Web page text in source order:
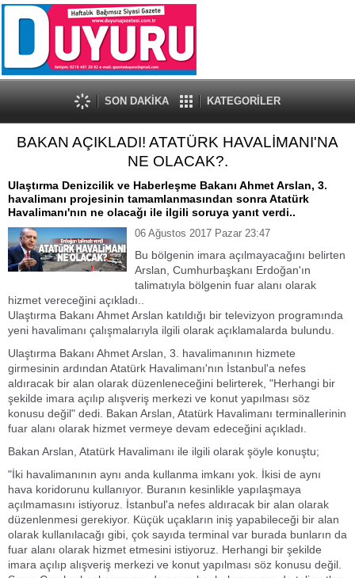
SON DAKİKA KATEGORİLER
BAKAN AÇIKLADI! ATATÜRK HAVALİMANI'NA
NE OLACAK?.
Ulaştırma Denizcilik ve Haberleşme Bakanı Ahmet Arslan, 3.
havalimanı projesinin tamamlanmasından sonra Atatürk
Havalimanı'nın ne olacağı ile ilgili soruya yanıt verdi..
06 Ağustos 2017 Pazar 23:47
Bu bölgenin imara açılmayacağını belirten
Arslan, Cumhurbaşkanı Erdoğan'ın
talimatıyla bölgenin fuar alanı olarak
hizmet vereceğini açıkladı..
Ulaştırma Bakanı Ahmet Arslan katıldığı bir televizyon programında
yeni havalimanı çalışmalarıyla ilgili olarak açıklamalarda bulundu.
Ulaştırma Bakanı Ahmet Arslan, 3. havalimanının hizmete
girmesinin ardından Atatürk Havalimanı'nın İstanbul'a nefes
aldıracak bir alan olarak düzenleneceğini belirterek, "Herhangi bir
şekilde imara açılıp alışveriş merkezi ve konut yapılması söz
konusu değil" dedi. Bakan Arslan, Atatürk Havalimanı terminallerinin
fuar alanı olarak hizmet vermeye devam edeceğini açıkladı.
Bakan Arslan, Atatürk Havalimanı ile ilgili olarak şöyle konuştu;
"İki havalimanının aynı anda kullanma imkanı yok. İkisi de aynı
hava koridorunu kullanıyor. Buranın kesinlikle yapılaşmaya
açılmamasını istiyoruz. İstanbul'a nefes aldıracak bir alan olarak
düzenlenmesi gerekiyor. Küçük uçakların iniş yapabileceği bir alan
olarak kullanılacağı gibi, çok sayıda terminal var burada bunların da
fuar alanı olarak hizmet etmesini istiyoruz. Herhangi bir şekilde
imara açılıp alışveriş merkezi ve konut yapılması söz konusu değil.